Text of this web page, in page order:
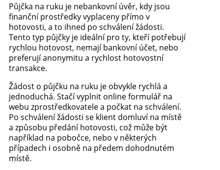
Půjčka na ruku je nebankovní úvěr, kdy jsou
finanční prostředky vyplaceny přímo v
hotovosti, a to ihned po schválení žádosti.
Tento typ půjčky je ideální pro ty, kteří potřebují
rychlou hotovost, nemají bankovní účet, nebo
preferují anonymitu a rychlost hotovostní
transakce.
Žádost o půjčku na ruku je obvykle rychlá a
jednoduchá. Stačí vyplnit online formulář na
webu zprostředkovatele a počkat na schválení.
Po schválení žádosti se klient domluví na místě
a způsobu předání hotovosti, což může být
například na pobočce, nebo v některých
případech i osobně na předem dohodnutém
místě.